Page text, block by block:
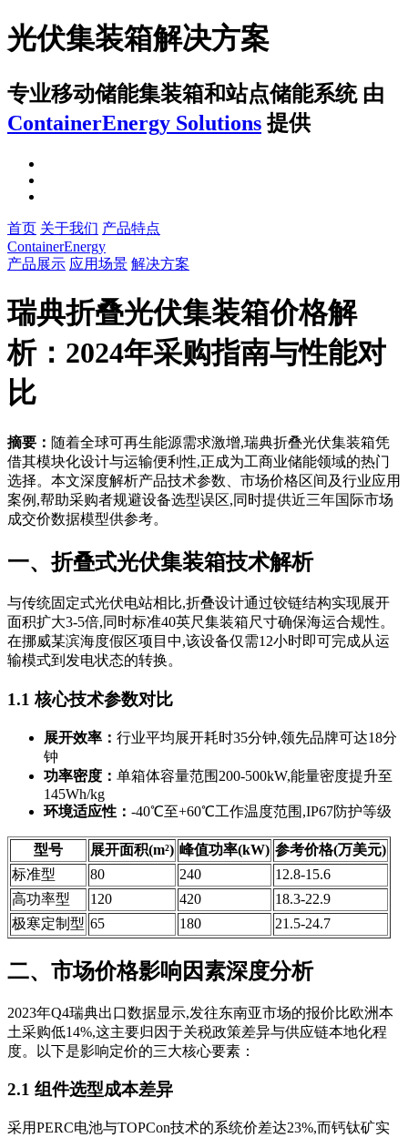
光伏集装箱解决方案
专业移动储能集装箱和站点储能系统 由
ContainerEnergy Solutions 提供
首页 关于我们 产品特点
ContainerEnergy
产品展示 应用场景 解决方案
瑞典折叠光伏集装箱价格解
析：2024年采购指南与性能对
比
摘要： 随着全球可再生能源需求激增,瑞典折叠光伏集装箱凭
借其模块化设计与运输便利性,正成为工商业储能领域的热门
选择。本文深度解析产品技术参数、市场价格区间及行业应用
案例,帮助采购者规避设备选型误区,同时提供近三年国际市场
成交价数据模型供参考。
一、折叠式光伏集装箱技术解析
与传统固定式光伏电站相比,折叠设计通过铰链结构实现展开
面积扩大3-5倍,同时标准40英尺集装箱尺寸确保海运合规性。
在挪威某滨海度假区项目中,该设备仅需12小时即可完成从运
输模式到发电状态的转换。
1.1 核心技术参数对比
展开效率： 行业平均展开耗时35分钟,领先品牌可达18分
钟
功率密度： 单箱体容量范围200-500kW,能量密度提升至
145Wh/kg
环境适应性： -40℃至+60℃工作温度范围,IP67防护等级
型号 展开面积(m²) 峰值功率(kW) 参考价格(万美元)
标准型
80 240
12.8-15.6
高功率型
120 420
18.3-22.9
极寒定制型 65 180 21.5-24.7
二、市场价格影响因素深度分析
2023年Q4瑞典出口数据显示,发往东南亚市场的报价比欧洲本
土采购低14%,这主要归因于关税政策差异与供应链本地化程
度。以下是影响定价的三大核心要素：
2.1 组件选型成本差异
采用PERC电池与TOPCon技术的系统价差达23%,而钙钛矿实